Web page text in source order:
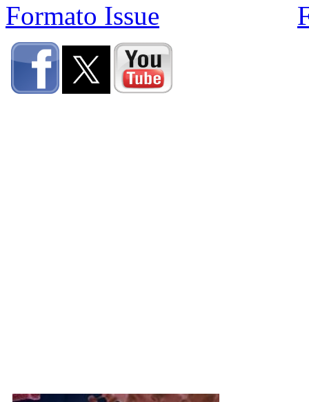
Formato Issue